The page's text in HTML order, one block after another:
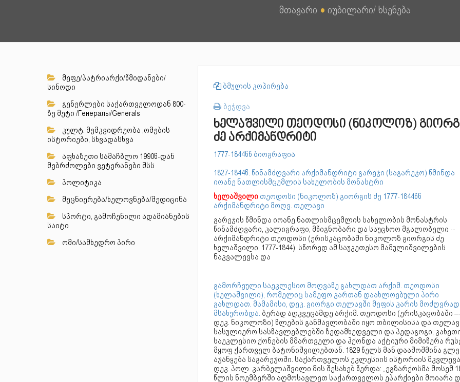
მთავარი ● იუბილარი/ ხსენება
მეფე/პატრიარქი/წმიდანები/
სინოდი
გენერლები საქართველოდან 800-
ზე მეტი /Генералы/Generals
კულტ. მემკვიდრეობა ,ომების
ისტორიები, სხვადასხვა
აფხაზეთი სამაჩბლო 1990წ-დან
მებრძოლები ვეტერანები შსს
პოლიტიკა
მეცნიერება/ხელოვნება/მედიცინა
სპორტი, გამოჩენილი ადამიანების
საიტი
ომი/სამხედრო პირი
ბმულის კოპირება
ბეჭდვა
ხელაშვილი თეოდოსი (ნიკოლოზ)
ძე არქიმანდრიტი
1777-1844წწ ბიოგრაფია
1827-1844წ. წინამძღვარი არქიმანდრიტი გარეჯი (საგარეჯო) წმინდა
იოანე ნათლისმცემლის სახელობის მონასტრი
ხელაშვილითეოდოსი (ნიკოლოზ) გიორგის ძე 1777-1844წწ
არქიმანდრიტი მოღვ. თელავი
გარეჯის წმინდა იოანე ნათლისმცემლის სახელობის მონასტრის
წინამძღვარი, კალიგრაფი, მწიგნობარი და საუცხოო მგალობელი --
არქიმანდრიტი თეოდოსი (ერისკაცობაში ნიკოლოზ გიორგის ძე
ხელაშვილი, 1777-1844). სწორედ ამ საუკეთესო მამულიშვილების
ნაკვალევსა და
გამორჩეული საეკლესიო მოღვაწე გახლდათ არქიმ. თეოდოსი
(ხელაშვილი), რომელიც სამეფო კართან დაახლოებული პირი
გახლდათ. მამამისი, დეკ. გიორგი თელავში მეფის კარის მოძღვრად
მსახურობდა. ბერად აღკვეცამდე არქიმ. თეოდოსი (ერისკაცობაში –-
დეკ. ნიკოლოზი) წლების განმავლობაში იყო თბილისისა და
სასულიერო სასწავლებლებში ზედამხედველი და პედაგოგი,
საეკლესიო ქონების მმართველი და ჰქონდა აქტიური მიმიწერა
მყოფ ქართველ ბატონიშვილებთან. 1829 წელს მან დააშოშმინა
აჯანყება საგარეჯოში. საქართველოს ეკლესიის ისტორიის
დეკ. პოლ. კარბელაშვილი მის შესახებ წერდა: „ეგზარქოსმა მოსემ
წლის ნოემბერში აღმოსავლეთ საქართველოს ეპარქიები მოიარა